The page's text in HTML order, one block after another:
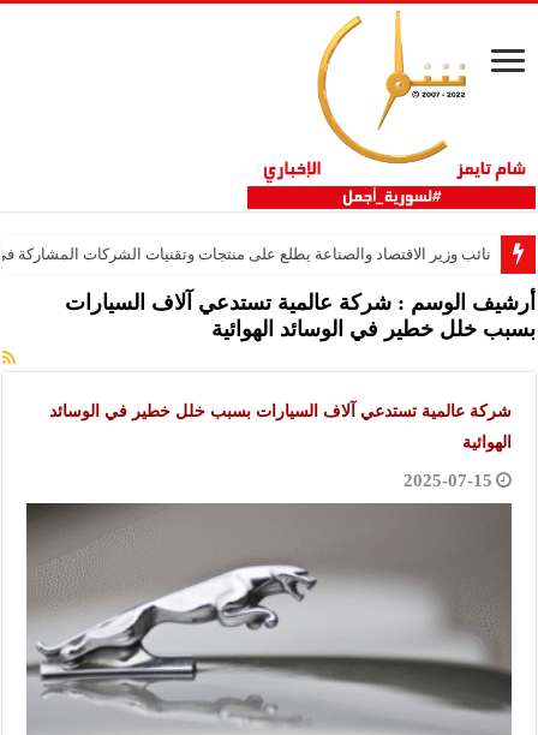
نائب وزير الاقتصاد والصناعة يطلع على منتجات وتقنيات الشركات المشاركة في
أرشيف الوسم : شركة عالمية تستدعي آلاف السيارات
بسبب خلل خطير في الوسائد الهوائية
شركة عالمية تستدعي آلاف السيارات بسبب خلل خطير في الوسائد
الهوائية
2025-07-15